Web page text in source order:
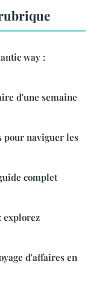
way :
d'une semaine
pour naviguer les
complet
explorez
d'affaires en